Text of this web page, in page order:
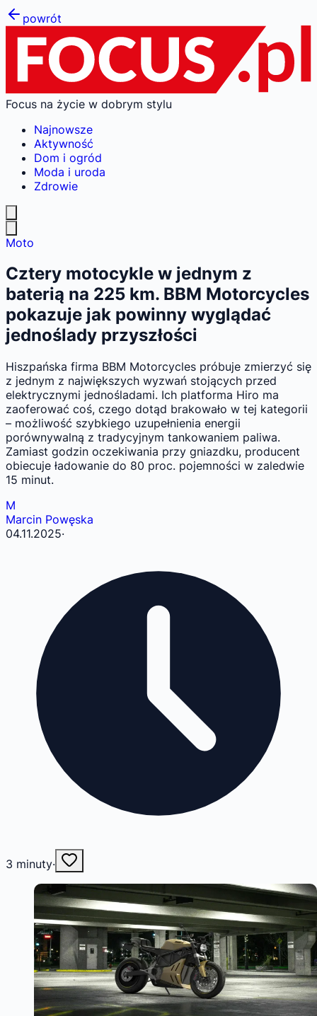
powrót
Focus na życie w dobrym stylu
Najnowsze
Aktywność
Dom i ogród
Moda i uroda
Zdrowie
Moto
Cztery motocykle w jednym z
baterią na 225 km. BBM Motorcycles
pokazuje jak powinny wyglądać
jednoślady przyszłości
Hiszpańska firma BBM Motorcycles próbuje zmierzyć się
z jednym z największych wyzwań stojących przed
elektrycznymi jednośladami. Ich platforma Hiro ma
zaoferować coś, czego dotąd brakowało w tej kategorii
– możliwość szybkiego uzupełnienia energii
porównywalną z tradycyjnym tankowaniem paliwa.
Zamiast godzin oczekiwania przy gniazdku, producent
obiecuje ładowanie do 80 proc. pojemności w zaledwie
15 minut.
M
Marcin Powęska
04.11.2025·
3 minuty·